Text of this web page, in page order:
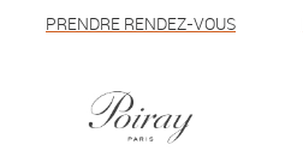
PRENDRE RENDEZ-VOUS